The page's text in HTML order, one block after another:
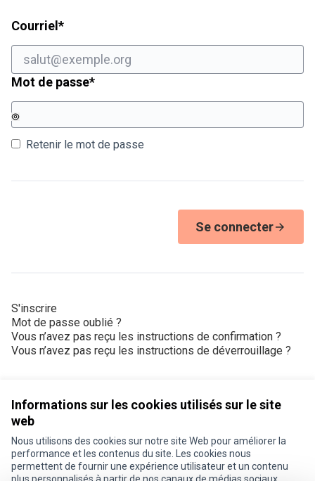
Informations sur les cookies utilisés sur le site
web
Nous utilisons des cookies sur notre site Web pour améliorer la
performance et les contenus du site. Les cookies nous
permettent de fournir une expérience utilisateur et un contenu
Courriel *Champ obligatoire
Mot de passe*Champ obligatoire
Retenir le mot de passe
Se connecter
S'inscrire
Mot de passe oublié ?
Vous n’avez pas reçu les instructions de confirmation ?
Vous n’avez pas reçu les instructions de déverrouillage ?
Conditions d'utilisation
Paramètres des cookies
Je participe ! sur X
Je participe ! sur Facebook
Je participe ! sur Instagram